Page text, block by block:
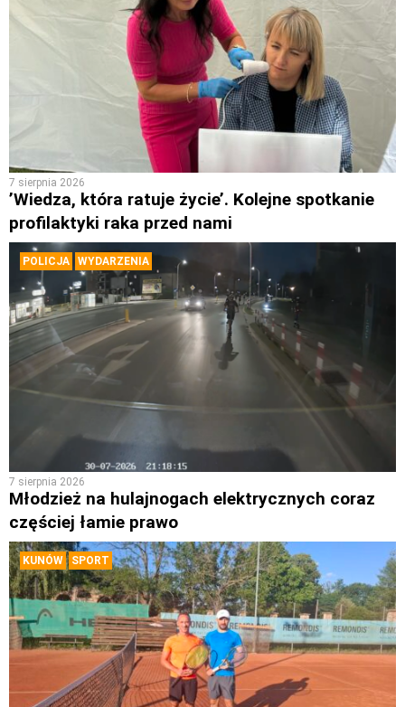
7 sierpnia 2026
’Wiedza, która ratuje życie’. Kolejne spotkanie
profilaktyki raka przed nami
POLICJA WYDARZENIA
7 sierpnia 2026
Młodzież na hulajnogach elektrycznych coraz
częściej łamie prawo
KUNÓW SPORT